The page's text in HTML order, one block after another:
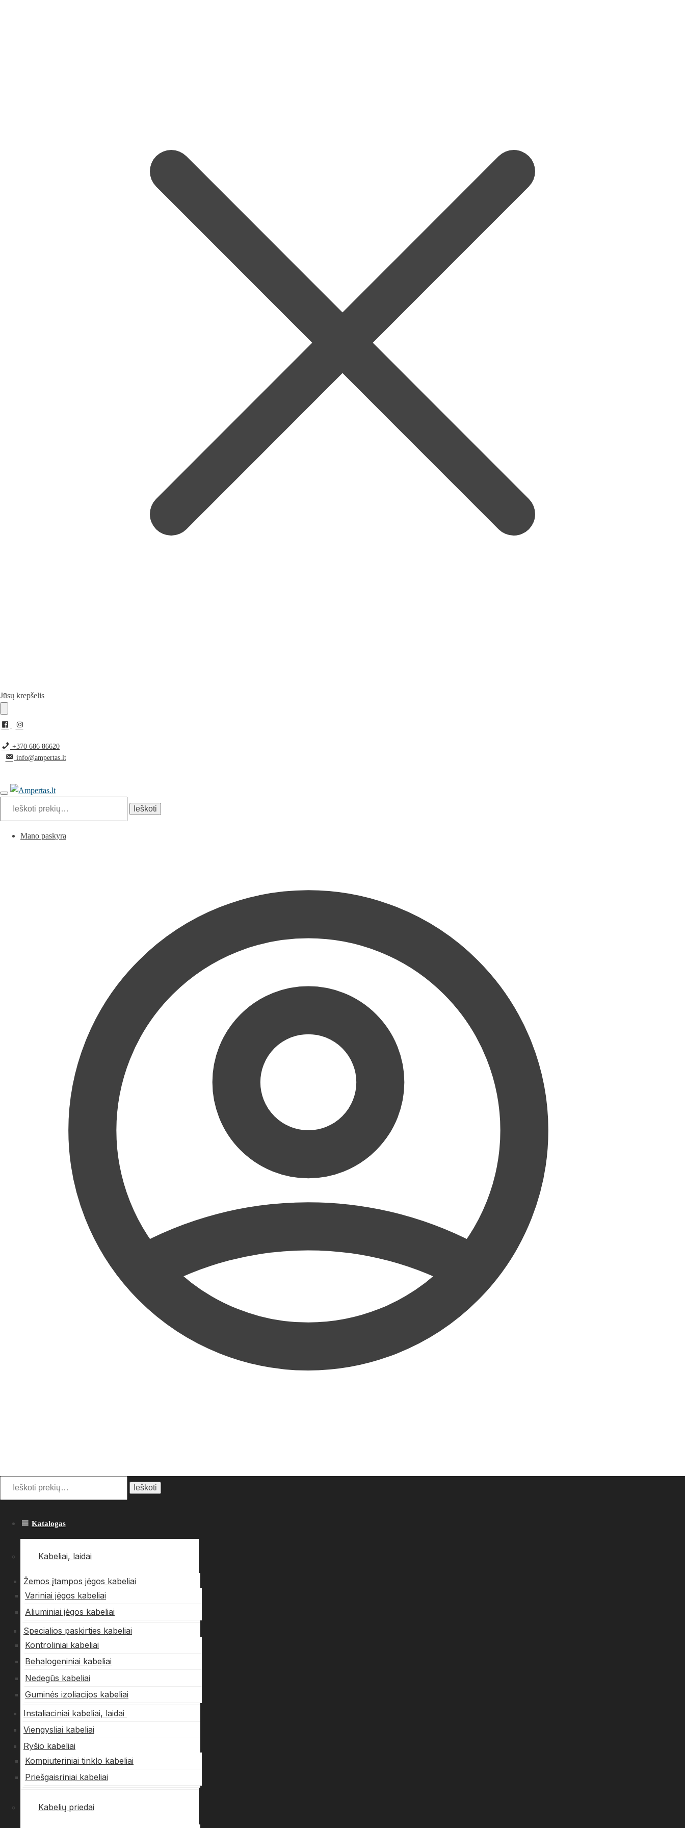
Pereiti
navigacijos
Pereiti
turinio
Jūsų krepšelis
+370 686 86620
info@ampertas.lt
Ieškoti
Mano paskyra
Ieškoti:
Ieškoti
Katalogas
Kabeliai, laidai
Žemos įtampos jėgos kabeliai
Variniai jėgos kabeliai
Aliuminiai jėgos kabeliai
Specialios paskirties kabeliai
Kontroliniai kabeliai
Behalogeniniai kabeliai
Nedegūs kabeliai
Guminės izoliacijos kabeliai
Instaliaciniai kabeliai, laidai
Viengysliai kabeliai
Ryšio kabeliai
Kompiuteriniai tinklo kabeliai
Priešgaisriniai kabeliai
Kabelių priedai